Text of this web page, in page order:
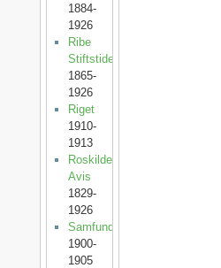
1884-
1926
Ribe
Stiftstidende
1865-
1926
Riget
1910-
1913
Roskilde
Avis
1829-
1926
Samfundet
1900-
1905